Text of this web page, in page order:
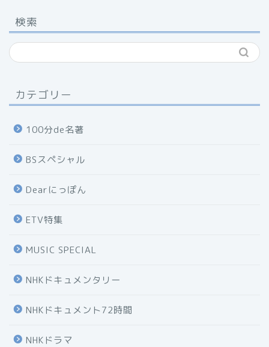
検索
カテゴリー
100分de名著
BSスペシャル
Dearにっぽん
ETV特集
MUSIC SPECIAL
NHKドキュメンタリー
NHKドキュメント72時間
NHKドラマ